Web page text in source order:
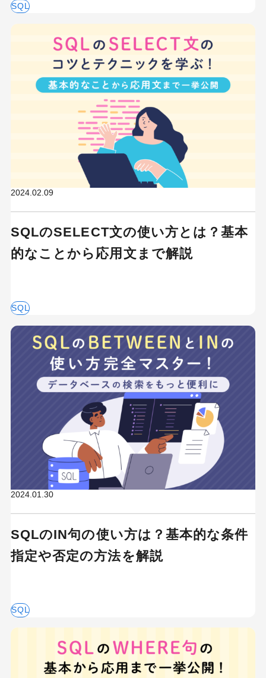
SQL
2024.02.09
SQLのSELECT文の使い方とは？基本
的なことから応用文まで解説
SQL
2024.01.30
SQLのIN句の使い方は？基本的な条件
指定や否定の方法を解説
SQL